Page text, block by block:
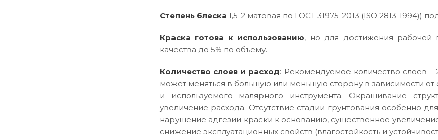
Степень блеска 1,5-2 матовая по ГОСТ 31975-2013 (ISO 2813-1994))
Краска готова к использованию, но для достижения рабочей
качества до 5% по объему.
Количество слоев и расход: Рекомендуемое количество слоев
может меняться в большую или меньшую сторону в зависимости
и используемого малярного инструмента. Окрашивание
увеличение расхода. Отсутствие стадии грунтования особенно
нарушение адгезии краски к основанию, существенное
снижение эксплуатационных свойств (влагостойкость и